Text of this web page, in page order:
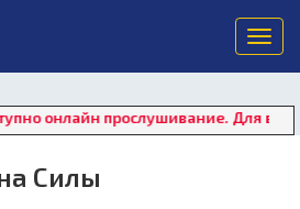
прослушивание. Для
Силы